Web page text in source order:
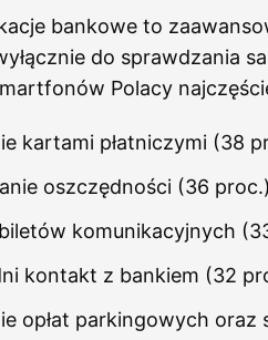
bankowe to
do sprawdzania
Polacy
kartami płatniczymi (38
oszczędności (36
biletów komunikacyjnych
kontakt z bankiem (32
opłat parkingowych